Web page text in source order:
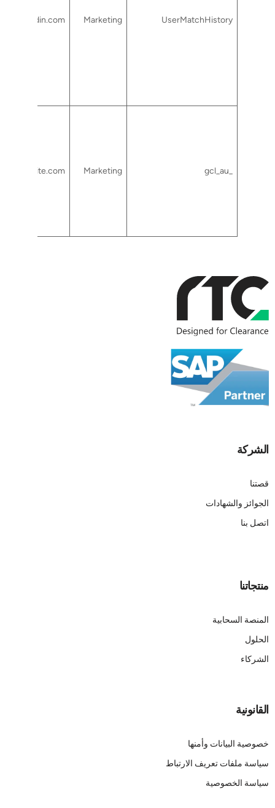
UserMatchHistory
Marketing
linkedin.com
Marketing
rtcsuite.com
الشركة
قصتنا
الجوائز والشهادات
اتصل بنا
منتجاتنا
المنصة السحابية
الحلول
الشركاء
القانونية
خصوصية البيانات وأمنها
سياسة ملفات تعريف الارتباط
سياسة الخصوصية